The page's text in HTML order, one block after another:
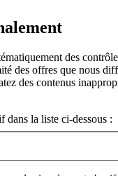
des
des offres que nous
des contenus
dans la liste ci-dessous :